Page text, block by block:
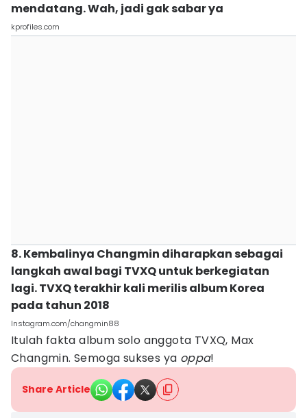
mendatang. Wah, jadi gak sabar ya
kprofiles.com
8. Kembalinya Changmin diharapkan sebagai
langkah awal bagi TVXQ untuk berkegiatan
lagi. TVXQ terakhir kali merilis album Korea
pada tahun 2018
Instagram.com/changmin88
Itulah fakta album solo anggota TVXQ, Max
Changmin. Semoga sukses ya oppa!
Share Article